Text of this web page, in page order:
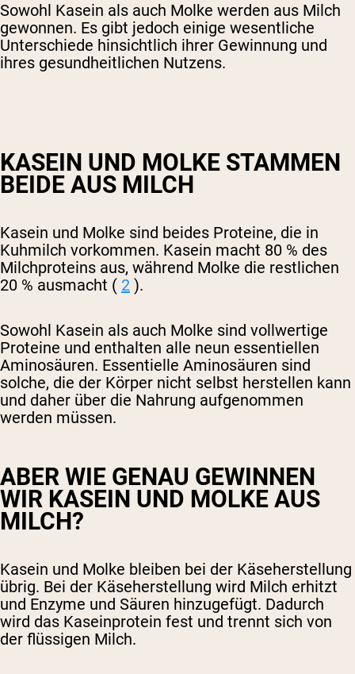
Sowohl Kasein als auch Molke werden aus Milch
gewonnen. Es gibt jedoch einige wesentliche
Unterschiede hinsichtlich ihrer Gewinnung und
ihres gesundheitlichen Nutzens.
KASEIN UND MOLKE STAMMEN
BEIDE AUS MILCH
Kasein und Molke sind beides Proteine, die in
Kuhmilch vorkommen. Kasein macht 80 % des
Milchproteins aus, während Molke die restlichen
20 % ausmacht ( 2 ).
Sowohl Kasein als auch Molke sind vollwertige
Proteine ​​und enthalten alle neun essentiellen
Aminosäuren. Essentielle Aminosäuren sind
solche, die der Körper nicht selbst herstellen kann
und daher über die Nahrung aufgenommen
werden müssen.
ABER WIE GENAU GEWINNEN
WIR KASEIN UND MOLKE AUS
MILCH?
Kasein und Molke bleiben bei der Käseherstellung
übrig. Bei der Käseherstellung wird Milch erhitzt
und Enzyme und Säuren hinzugefügt. Dadurch
wird das Kaseinprotein fest und trennt sich von
der flüssigen Milch.